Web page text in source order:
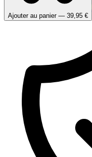
Ajouter au panier — 39,95 €